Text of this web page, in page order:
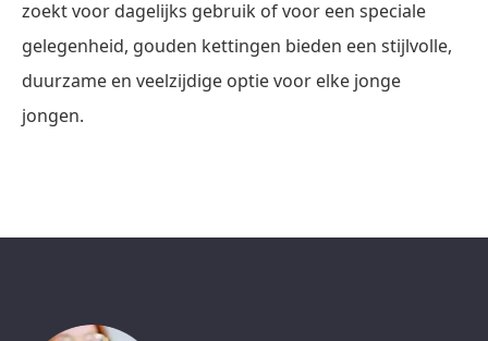
zoekt voor dagelijks gebruik of voor een speciale
gelegenheid, gouden kettingen bieden een stijlvolle,
duurzame en veelzijdige optie voor elke jonge
jongen.